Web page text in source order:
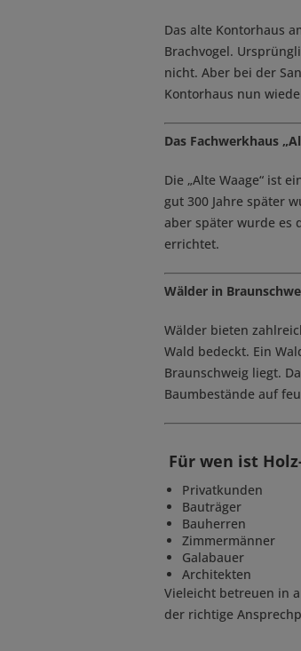
Das alte Kontorhaus
Brachvogel.
nicht. Aber bei der
Kontorhaus nun
Das Fachwerkhaus
Die „Alte Waage“ ist
gut 300 Jahre später
aber später wurde es
errichtet.
Wälder in
Wälder bieten
Wald bedeckt. Ein
Braunschweig liegt.
Baumbestände auf
Für wen ist
Privatkunden
Bauträger
Bauherren
Zimmermänner
Galabauer
Architekten
Vieleicht betreuen in
der richtige